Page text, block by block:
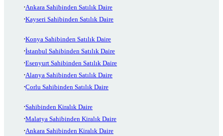
Ankara Sahibinden Satılık Daire
Kayseri Sahibinden Satılık Daire
Konya Sahibinden Satılık Daire
İstanbul Sahibinden Satılık Daire
Esenyurt Sahibinden Satılık Daire
Alanya Sahibinden Satılık Daire
Çorlu Sahibinden Satılık Daire
Sahibinden Kiralık Daire
Malatya Sahibinden Kiralık Daire
Ankara Sahibinden Kiralık Daire